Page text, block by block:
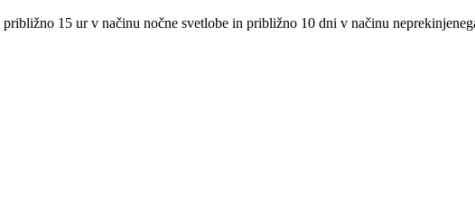
15 ur v načinu nočne svetlobe in približno 10 dni v načinu